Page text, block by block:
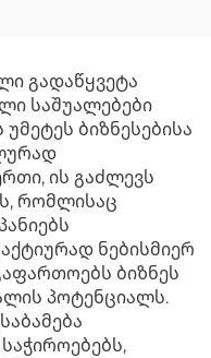
კანადამდე DDP
გადაწყვეტა
საშუალებები
ბიზნესებისა
ის გაძლევს
რომლისაც
ნებისმიერ
ბიზნეს
პოტენციალს.